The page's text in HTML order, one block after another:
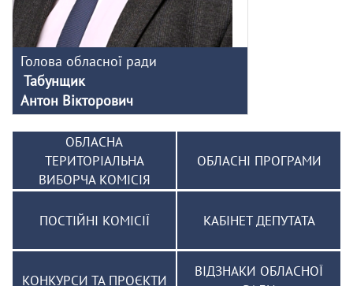
Голова обласної ради
Табунщик
Антон Вікторович
ОБЛАСНА
ТЕРИТОРІАЛЬНА
ВИБОРЧА КОМІСІЯ
ОБЛАСНІ ПРОГРАМИ
ПОСТІЙНІ КОМІСІЇ КАБІНЕТ ДЕПУТАТА
КОНКУРСИ ТА ПРОЄКТИ
ВІДЗНАКИ ОБЛАСНОЇ